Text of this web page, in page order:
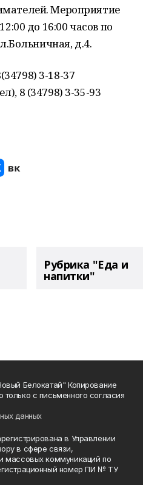
Мероприятие
до 16:00 часов по
д.4.
3-18-37
8 (34798) 3-35-93
Рубрика "Еда и
напитки"
Белокатай" Копирование
с письменного согласия
данных
в Управлении
в сфере связи,
массовых коммуникаций по
номер ПИ № ТУ